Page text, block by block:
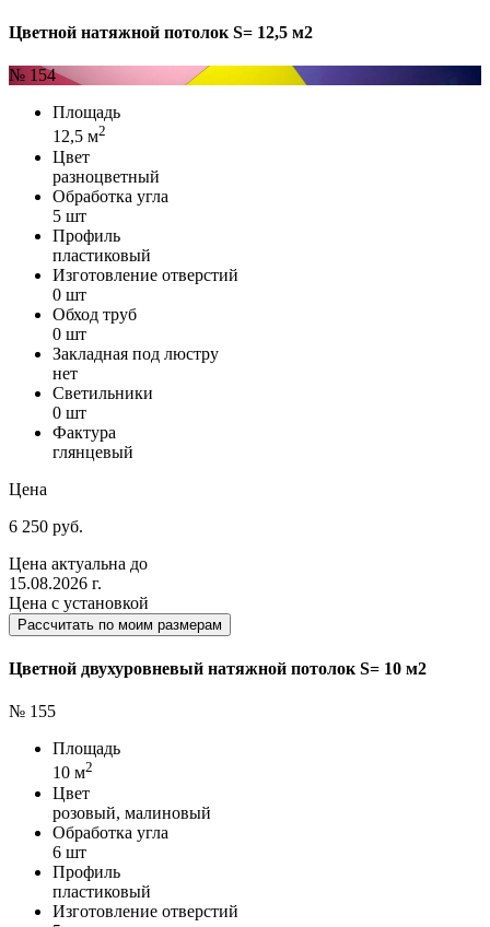
Цветной натяжной потолок S= 12,5 м2
№ 154
Площадь
12,5 м2
Цвет
разноцветный
Обработка угла
5 шт
Профиль
пластиковый
Изготовление отверстий
0 шт
Обход труб
0 шт
Закладная под люстру
нет
Светильники
0 шт
Фактура
глянцевый
Цена
6 250 руб.
Цена актуальна до
15.08.2026 г.
Цена с установкой
Рассчитать по моим размерам
Цветной двухуровневый натяжной потолок S= 10 м2
№ 155
Площадь
10 м2
Цвет
розовый, малиновый
Обработка угла
6 шт
Профиль
пластиковый
Изготовление отверстий